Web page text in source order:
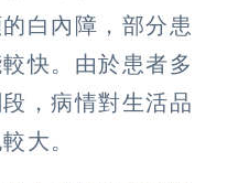
白內障，部分患
快。由於患者多
，病情對生活品
大。